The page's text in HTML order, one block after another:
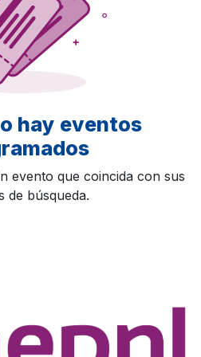
hay eventos
evento que coincida con sus
de búsqueda.